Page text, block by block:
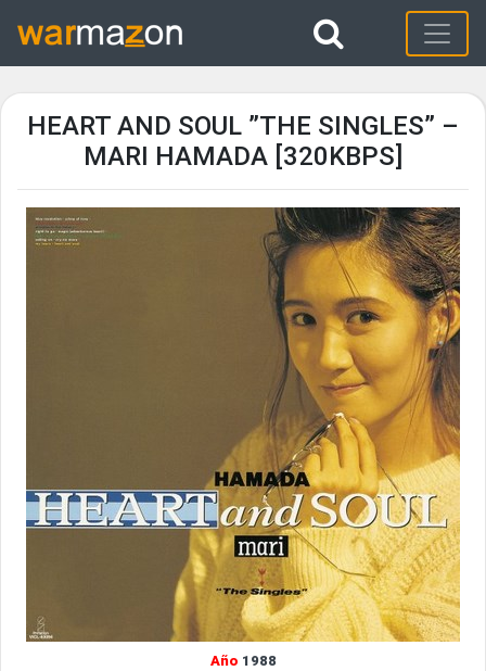
HEART AND SOUL ”THE SINGLES” –
MARI HAMADA [320KBPS]
Año 1988